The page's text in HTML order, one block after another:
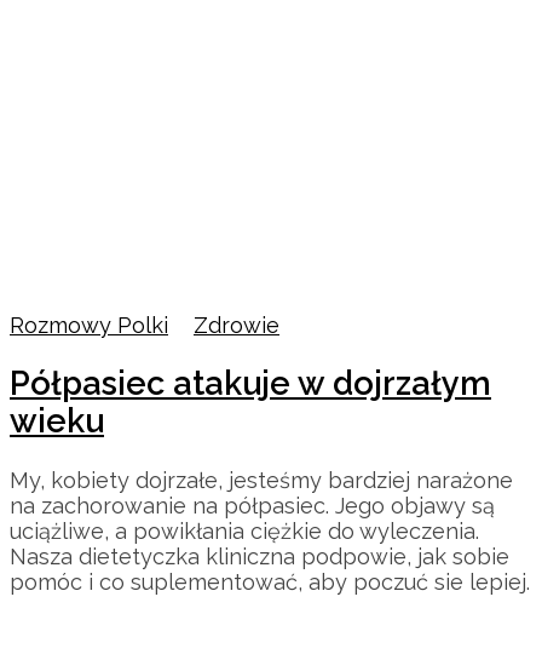
Rozmowy Polki Zdrowie
Półpasiec atakuje w dojrzałym
wieku
My, kobiety dojrzałe, jesteśmy bardziej narażone
na zachorowanie na półpasiec. Jego objawy są
uciążliwe, a powikłania ciężkie do wyleczenia.
Nasza dietetyczka kliniczna podpowie, jak sobie
pomóc i co suplementować, aby poczuć sie lepiej.